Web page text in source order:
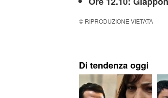
© RIPRODUZIONE VIETATA
Di tendenza oggi